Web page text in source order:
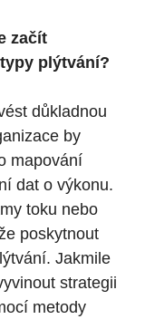
začít
plýtvání?
důkladnou
by
mapování
dat o výkonu.
toku nebo
poskytnout
Jakmile
strategii
metody